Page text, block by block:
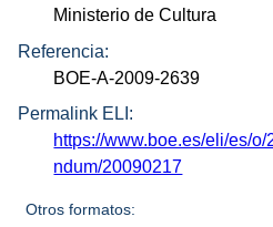
Ministerio de Cultura
Referencia:
BOE-A-2009-2639
Permalink ELI:
https://www.boe.es/eli/es/
ndum/20090217
Otros formatos: